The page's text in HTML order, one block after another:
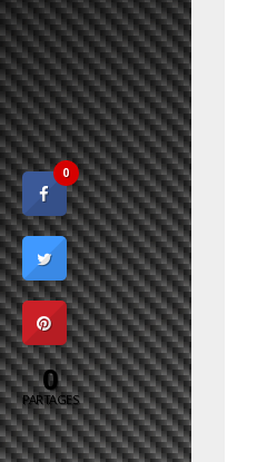
0
0
PARTAGES